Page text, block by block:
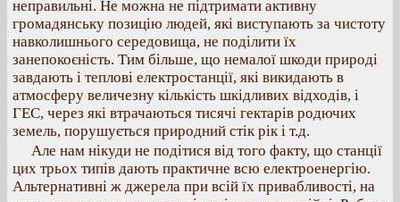
неправильні. Не можна не підтримати активну
громадянську позицію людей, які виступають за чистоту
навколишнього середовища, не поділити їх
занепокоєність. Тим більше, що немалої шкоди природі
завдають і теплові електростанції, які викидають в
атмосферу величезну кількість шкідливих відходів, і
ГЕС, через які втрачаються тисячі гектарів родючих
земель, порушується природний стік рік і т.д.
Але нам нікуди не подітися від того факту, що станції
цих трьох типів дають практичне всю електроенергію.
Альтернативні ж джерела при всій їх привабливості, на